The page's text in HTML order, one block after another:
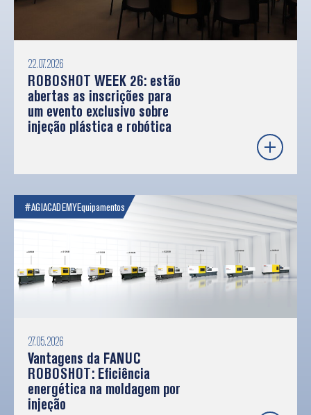
22.07.2026
ROBOSHOT WEEK 26: estão
abertas as inscrições para
um evento exclusivo sobre
injeção plástica e robótica
#AGIACADEMYEquipamentos
27.05.2026
Vantagens da FANUC
ROBOSHOT: Eficiência
energética na moldagem por
injeção